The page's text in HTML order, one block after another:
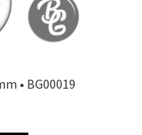
• BG00019